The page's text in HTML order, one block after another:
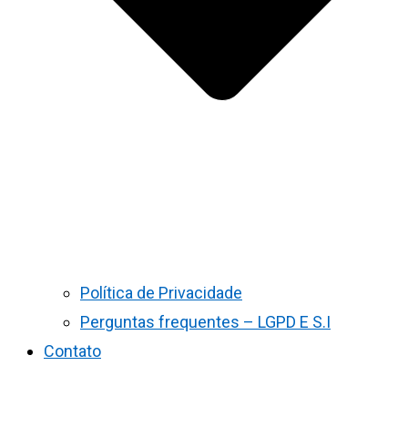
Política de Privacidade
Perguntas frequentes – LGPD E S.I
Contato